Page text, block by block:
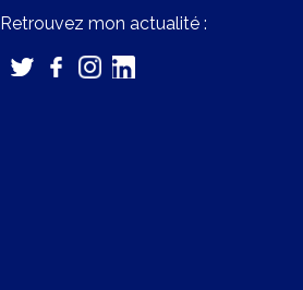
Retrouvez mon actualité :